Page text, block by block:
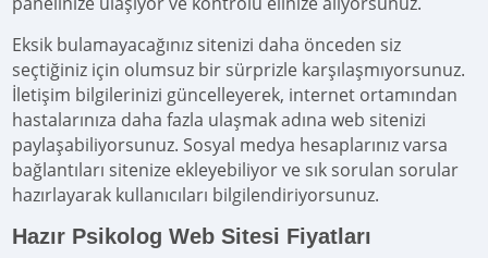
Eksik bulamayacağınız sitenizi daha önceden siz
seçtiğiniz için olumsuz bir sürprizle karşılaşmıyorsunuz.
İletişim bilgilerinizi güncelleyerek, internet ortamından
hastalarınıza daha fazla ulaşmak adına web sitenizi
paylaşabiliyorsunuz. Sosyal medya hesaplarınız varsa
bağlantıları sitenize ekleyebiliyor ve sık sorulan sorular
hazırlayarak kullanıcıları bilgilendiriyorsunuz.
Hazır Psikolog Web Sitesi Fiyatları